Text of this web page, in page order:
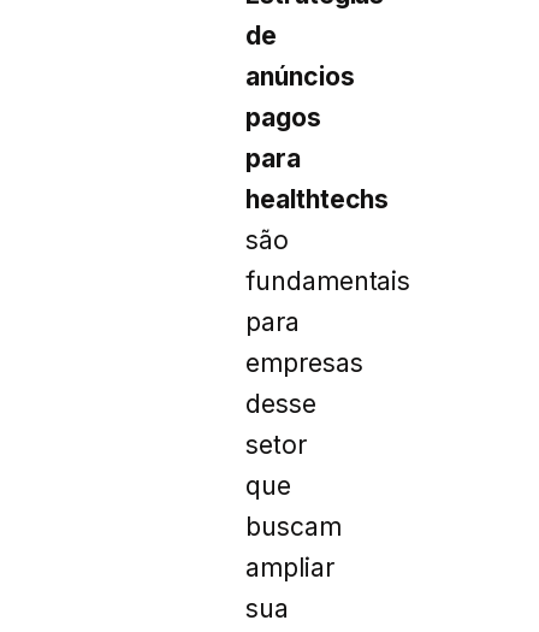
de
anúncios
pagos
para
healthtechs
são
fundamentais
para
empresas
desse
setor
que
buscam
ampliar
sua